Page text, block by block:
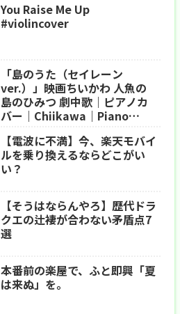
You Raise Me Up
#violincover
「島のうた（セイレーン
ver.）」映画ちいかわ 人魚の
島のひみつ 劇中歌｜ピアノカ
バー｜Chiikawa｜Piano
【電波に不満】今、楽天モバイ
ルを乗り換えるならどこがい
い？
【そうはならんやろ】歴代ドラ
クエの辻褄が合わない矛盾点7
選
本番前の楽屋で、ふと即興「夏
は来ぬ」を。